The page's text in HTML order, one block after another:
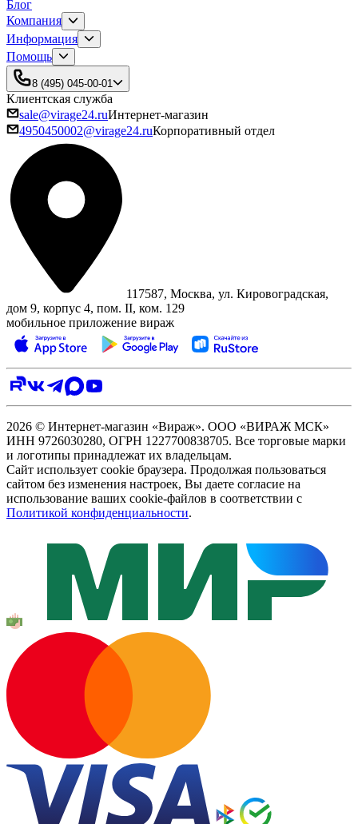
Блог
Компания
Информация
Помощь
8 (495) 045-00-01
Клиентская служба
sale@virage24.ruИнтернет-магазин
4950450002@virage24.ruКорпоративный отдел
117587, Москва, ул. Кировоградская,
дом 9, корпус 4, пом. II, ком. 129
мобильное приложение вираж
2026 © Интернет-магазин «Вираж». ООО «ВИРАЖ МСК»
ИНН 9726030280, ОГРН 1227700838705. Все торговые марки
и логотипы принадлежат их владельцам.
Сайт использует cookie браузера. Продолжая пользоваться
сайтом без изменения настроек, Вы даете согласие на
использование ваших cookie-файлов в соответствии с
Политикой конфиденциальности.